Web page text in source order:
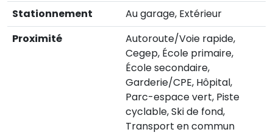
Stationnement
Au garage, Extérieur
Proximité
Autoroute/Voie rapide,
Cegep, École primaire,
École secondaire,
Garderie/CPE, Hôpital,
Parc-espace vert, Piste
cyclable, Ski de fond,
Transport en commun